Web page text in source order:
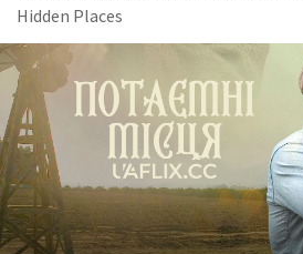
Hidden Places